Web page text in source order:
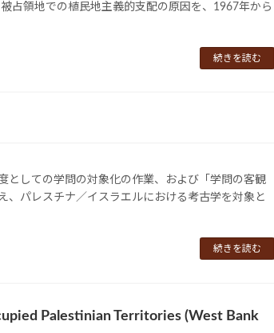
占領地での植民地主義的支配の原因を、1967年から
続きを読む
としての学問の対象化の作業、および「学問の客観
、パレスチナ／イスラエルにおける考古学を対象と
続きを読む
Palestinian Territories (West Bank